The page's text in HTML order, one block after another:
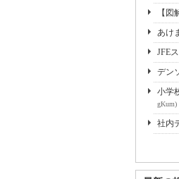
【
あけ
JFE
デン
小学
gKum)
社内